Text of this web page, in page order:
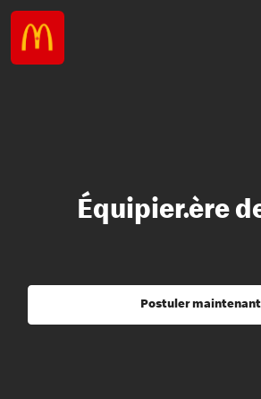
Équipier.ère
Postuler maintenant